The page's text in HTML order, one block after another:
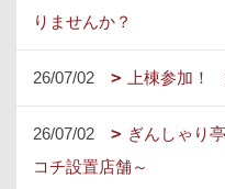
りませんか？
26/07/02 上棟参加！
26/07/02
ぎんしゃり
コチ設置店舗～